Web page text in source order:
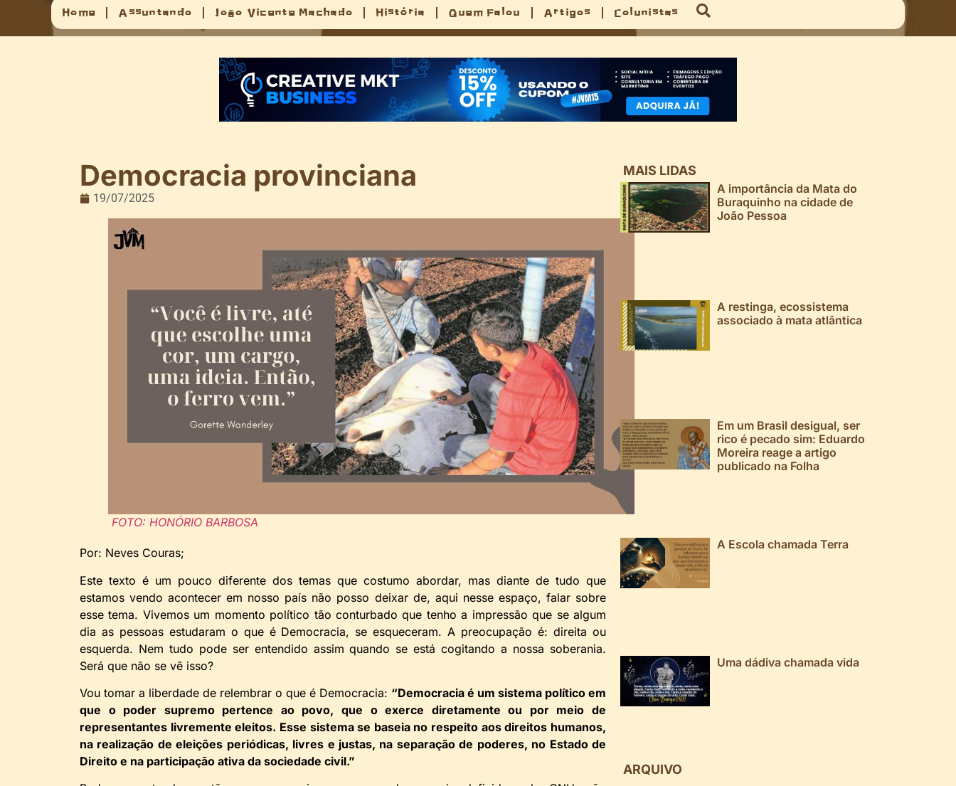
Home Assuntando João Vicente Machado História Quem Falou Artigos Colunistas
Democracia provinciana
19/07/2025
FOTO: HONÓRIO BARBOSA
Por: Neves Couras;
Este texto é um pouco diferente dos temas que costumo abordar, mas diante de tudo que
estamos vendo acontecer em nosso país não posso deixar de, aqui nesse espaço, falar sobre
esse tema. Vivemos um momento político tão conturbado que tenho a impressão que se algum
dia as pessoas estudaram o que é Democracia, se esqueceram. A preocupação é: direita ou
esquerda. Nem tudo pode ser entendido assim quando se está cogitando a nossa soberania.
Será que não se vê isso?
Vou tomar a liberdade de relembrar o que é Democracia: “Democracia é um sistema político em
que o poder supremo pertence ao povo, que o exerce diretamente ou por meio de
representantes livremente eleitos. Esse sistema se baseia no respeito aos direitos humanos,
na realização de eleições periódicas, livres e justas, na separação de poderes, no Estado de
Direito e na participação ativa da sociedade civil.”
MAIS LIDAS
A importância da Mata do
Buraquinho na cidade de
João Pessoa
A restinga, ecossistema
associado à mata atlântica
Em um Brasil desigual, ser
rico é pecado sim: Eduardo
Moreira reage a artigo
publicado na Folha
A Escola chamada Terra
Uma dádiva chamada vida
ARQUIVO